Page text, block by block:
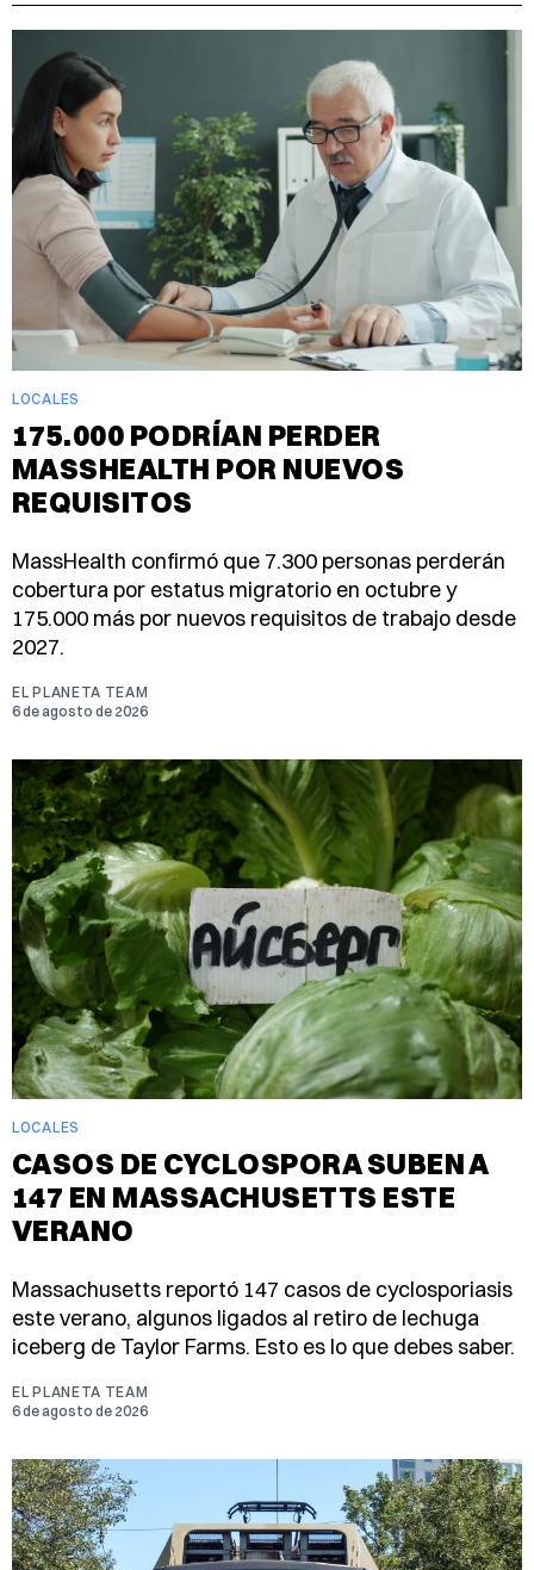
LOCALES
175.000 PODRÍAN PERDER
MASSHEALTH POR NUEVOS
REQUISITOS
MassHealth confirmó que 7.300 personas perderán
cobertura por estatus migratorio en octubre y
175.000 más por nuevos requisitos de trabajo desde
2027.
EL PLANETA TEAM
6 de agosto de 2026
LOCALES
CASOS DE CYCLOSPORA SUBEN A
147 EN MASSACHUSETTS ESTE
VERANO
Massachusetts reportó 147 casos de cyclosporiasis
este verano, algunos ligados al retiro de lechuga
iceberg de Taylor Farms. Esto es lo que debes saber.
EL PLANETA TEAM
6 de agosto de 2026